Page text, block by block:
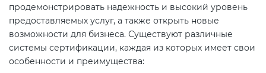
продемонстрировать надежность и высокий уровень
предоставляемых услуг, а также открыть новые
возможности для бизнеса. Существуют различные
системы сертификации, каждая из которых имеет свои
особенности и преимущества: